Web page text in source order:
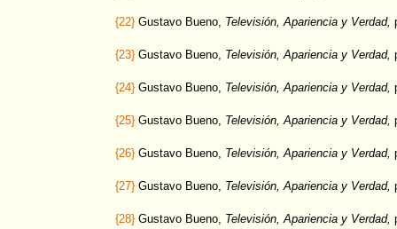
{22} Gustavo Bueno, Televisión, Apariencia y Verdad,
{23} Gustavo Bueno, Televisión, Apariencia y Verdad,
{24} Gustavo Bueno, Televisión, Apariencia y Verdad,
{25} Gustavo Bueno, Televisión, Apariencia y Verdad,
{26} Gustavo Bueno, Televisión, Apariencia y Verdad,
{27} Gustavo Bueno, Televisión, Apariencia y Verdad,
{28} Gustavo Bueno, Televisión, Apariencia y Verdad,